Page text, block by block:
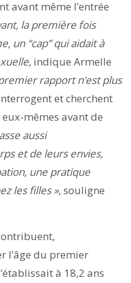
avant même l’entrée
la première fois
un “cap” qui aidait à
indique Armelle
rapport n’est plus
et cherchent
mêmes avant de
aussi
et de leurs envies,
une pratique
les filles », souligne
l’âge du premier
à 18,2 ans